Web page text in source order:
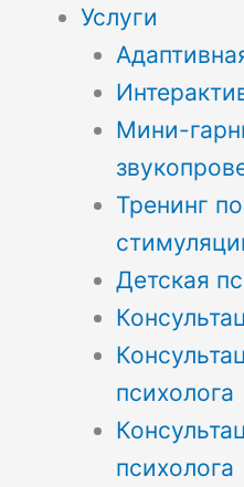
Услуги
Мини-
Тренинг
Детская
психолога
психолога